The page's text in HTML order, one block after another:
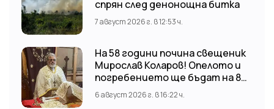
спрян след денонощна битка
7 август 2026 г. в 12:53 ч.
На 58 години почина свещеник
Мирослав Коларов! Опелото и
погребението ще бъдат на 8
август (събота) от 11:00 часа в
храм “Св. Св. Козма и Дамян”, гр.
6 август 2026 г. в 16:22 ч.